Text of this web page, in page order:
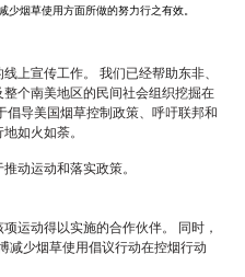
烟草使用方面所做的努力行之有效。
上宣传工作。 我们已经帮助东非、
个南美地区的民间社会组织挖掘在
导美国烟草控制政策、呼吁联邦和
如火如荼。
动运动和落实政策。
运动得以实施的合作伙伴。 同时，
减少烟草使用倡议行动在控烟行动